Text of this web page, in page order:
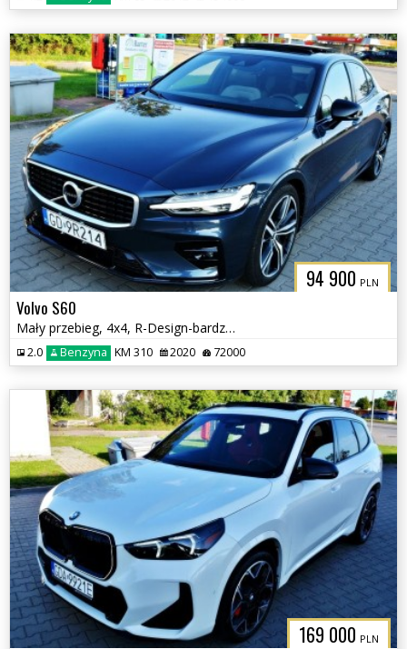
94 900 PLN
Volvo S60
Mały przebieg, 4x4, R-Design-bardzo bogate wyposażenie
2.0 Benzyna KM 310 2020 72000
169 000 PLN